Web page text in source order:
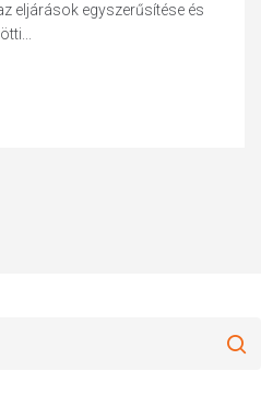
eljárások egyszerűsítése és